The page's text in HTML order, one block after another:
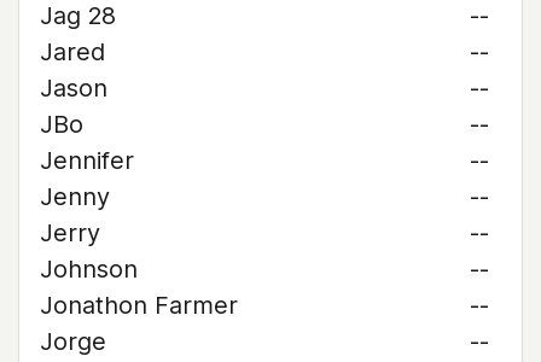
Jag 28
--
Jared
--
Jason
--
JBo
--
Jennifer
--
Jenny
--
Jerry
--
Johnson
--
Jonathon Farmer
--
Jorge
--